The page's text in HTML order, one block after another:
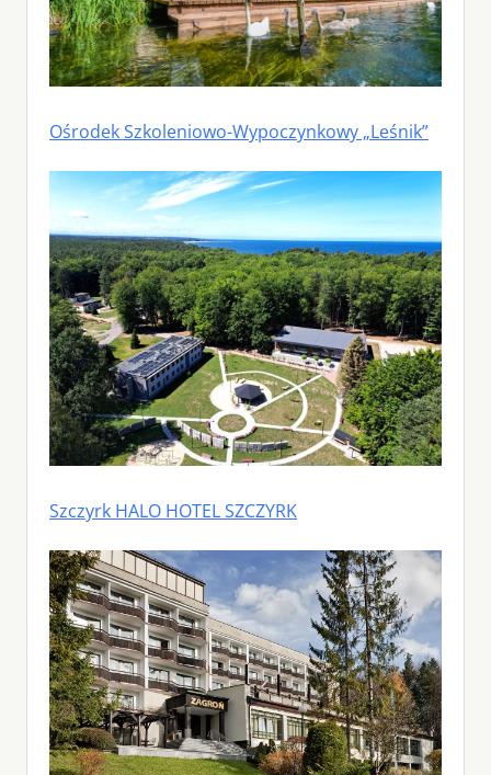
Ośrodek Szkoleniowo-Wypoczynkowy „Leśnik”
Szczyrk HALO HOTEL SZCZYRK